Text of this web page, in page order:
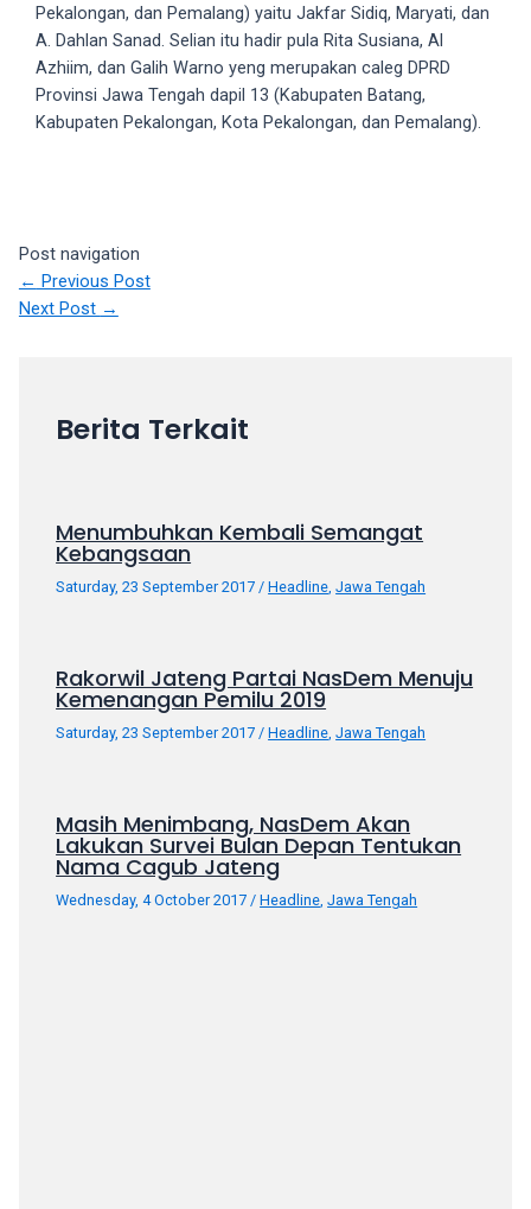
also
find
gay
and
transsexual
corresponding
sections
on
Pekalongan, dan Pemalang) yaitu Jakfar Sidiq, Maryati, dan
A. Dahlan Sanad. Selian itu hadir pula Rita Susiana, Al
Azhiim, dan Galih Warno yeng merupakan caleg DPRD
Provinsi Jawa Tengah dapil 13 (Kabupaten Batang,
Kabupaten Pekalongan, Kota Pekalongan, dan Pemalang).
Post navigation
← Previous Post
Next Post →
Berita Terkait
Menumbuhkan Kembali Semangat
Kebangsaan
Saturday, 23 September 2017/Headline,Jawa Tengah
Rakorwil Jateng Partai NasDem Menuju
Kemenangan Pemilu 2019
Saturday, 23 September 2017/Headline,Jawa Tengah
Masih Menimbang, NasDem Akan
Lakukan Survei Bulan Depan Tentukan
Nama Cagub Jateng
Wednesday, 4 October 2017/Headline,Jawa Tengah